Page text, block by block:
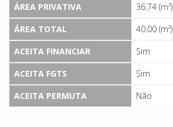
ÁREA PRIVATIVA
36.74 (m²)
ÁREA TOTAL
40.00 (m²)
ACEITA FINANCIAR
Sim
ACEITA FGTS
Sim
ACEITA PERMUTA
Não